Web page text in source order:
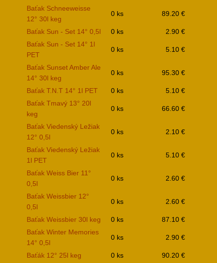
Baťak Schneeweisse
12° 30l keg
0 ks 89.20 €
Baťak Sun - Set 14° 0,5l 0 ks
2.90 €
Baťak Sun - Set 14° 1l
PET
0 ks 5.10 €
Baťak Sunset Amber Ale
14° 30l keg
0 ks 95.30 €
Baťak T.N.T 14° 1l PET 0 ks
5.10 €
Baťak Tmavý 13° 20l
keg
0 ks 66.60 €
Baťak Viedenský Ležiak
12° 0,5l
0 ks 2.10 €
Baťak Viedenský Ležiak
1l PET
0 ks 5.10 €
Baťak Weiss Bier 11°
0,5l
0 ks 2.60 €
Baťak Weissbier 12°
0,5l
0 ks 2.60 €
Baťak Weissbier 30l keg 0 ks
87.10 €
Baťak Winter Memories
14° 0,5l
0 ks 2.90 €
Baťák 12° 25l keg 0 ks
90.20 €